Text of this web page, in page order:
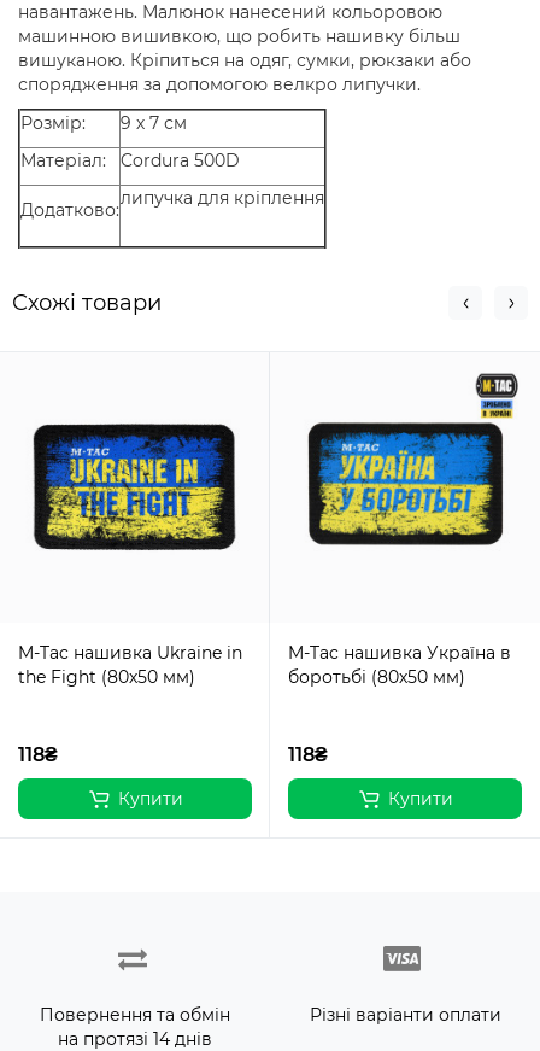
навантажень. Малюнок нанесений кольоровою
машинною вишивкою, що робить нашивку більш
вишуканою. Кріпиться на одяг, сумки, рюкзаки або
спорядження за допомогою велкро липучки.
Розмір:
9 х 7 см
Матеріал:
Cordura 500D
Додатково:
липучка для кріплення
Схожi товари
M-Tac нашивка Ukraine in
the Fight (80х50 мм)
118₴
Купити
M-Tac нашивка Україна в
боротьбі (80х50 мм)
118₴
Купити
Повернення та обмін
на протязі 14 днів
Різні варіанти оплати